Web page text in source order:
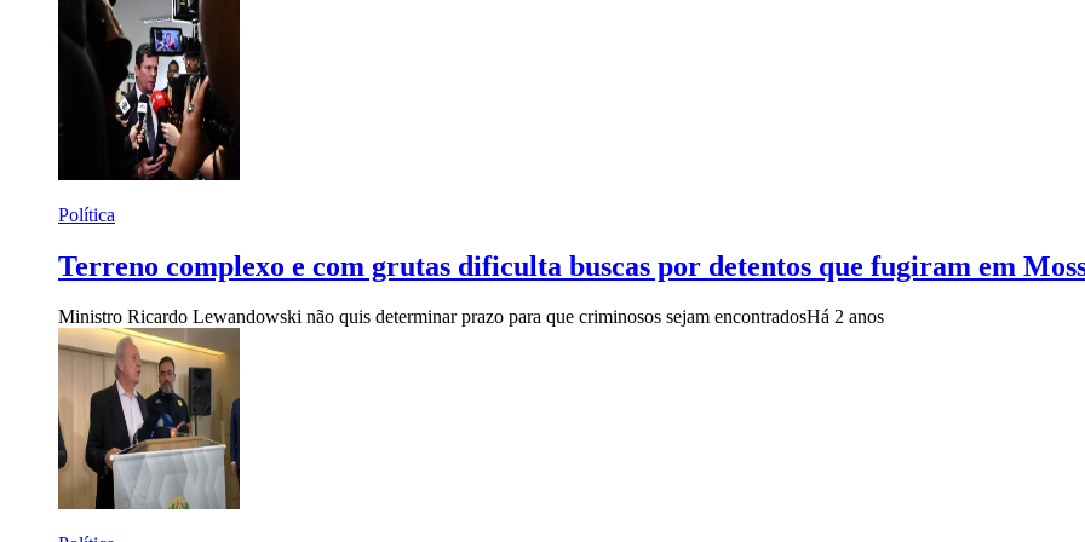
Política
Terreno complexo e com grutas dificulta buscas por detentos que fugiram em
Ministro Ricardo Lewandowski não quis determinar prazo para que criminosos sejam encontradosHá 2 anos